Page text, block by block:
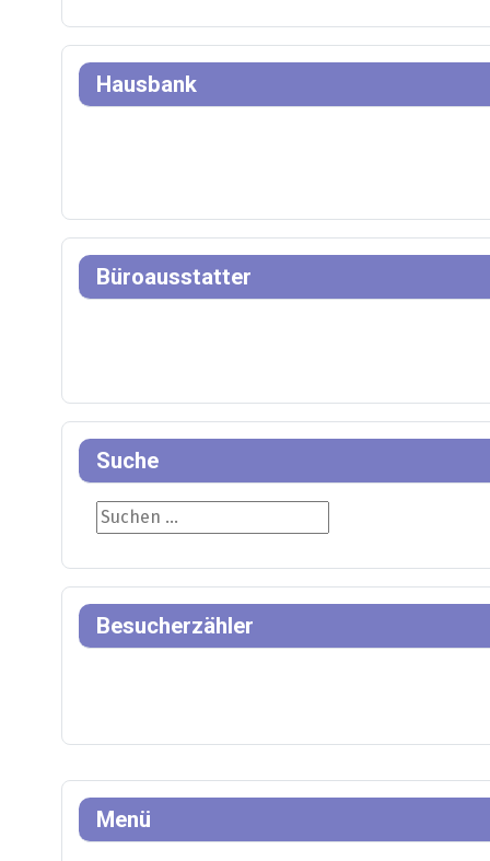
Menü
Hausbank
Büroausstatter
Suche
Suche
Besucherzähler